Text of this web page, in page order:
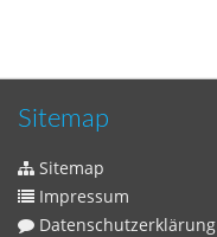
Sitemap
Sitemap
Impressum
Datenschutzerklärung